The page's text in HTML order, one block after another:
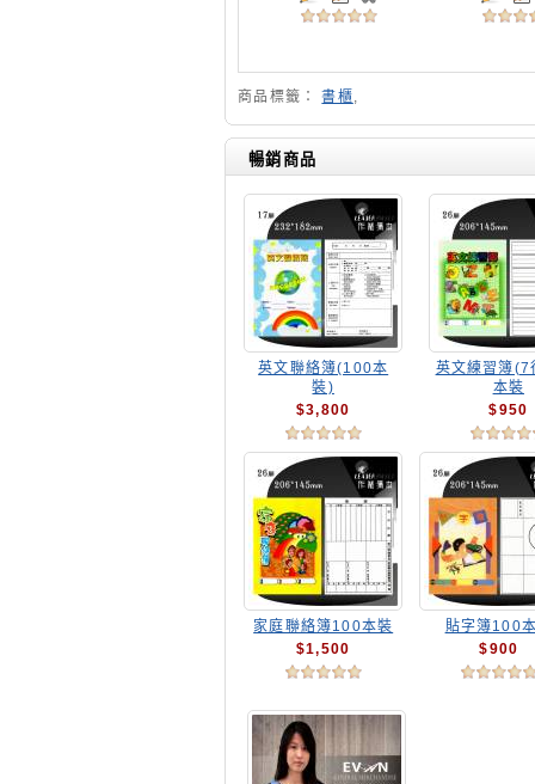
商品標籤：書櫃
暢銷商品
英文聯絡簿(100本
裝)
$3,800
英文練習簿
本裝
$950
家庭聯絡簿100本裝
$1,500
貼字簿100
$900